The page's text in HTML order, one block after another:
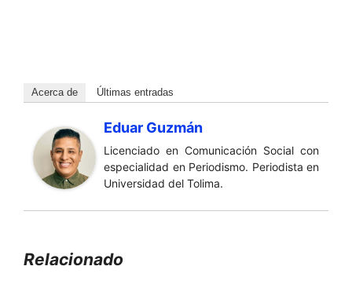
Acerca de Últimas entradas
Eduar Guzmán
Licenciado en Comunicación Social con
especialidad en Periodismo. Periodista en
Universidad del Tolima.
Relacionado